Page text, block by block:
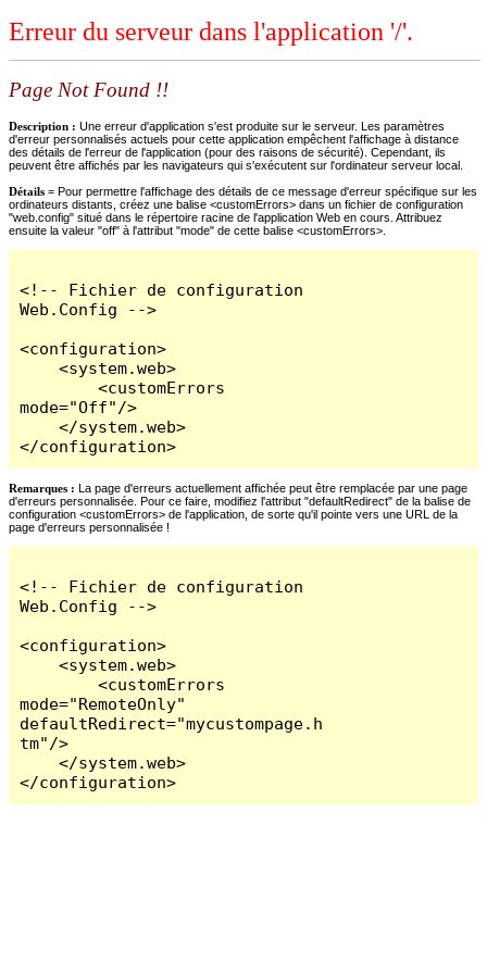
Erreur du serveur dans l'application '/'.
Page Not Found !!
Description : Une erreur d'application s'est produite sur le serveur. Les paramètres
d'erreur personnalisés actuels pour cette application empêchent l'affichage à distance
des détails de l'erreur de l'application (pour des raisons de sécurité). Cependant, ils
peuvent être affichés par les navigateurs qui s'exécutent sur l'ordinateur serveur local.
Détails = Pour permettre l'affichage des détails de ce message d'erreur spécifique sur les
ordinateurs distants, créez une balise <customErrors> dans un fichier de configuration
"web.config" situé dans le répertoire racine de l'application Web en cours. Attribuez
ensuite la valeur "off" à l'attribut "mode" de cette balise <customErrors>.
<!-- Fichier de configuration
Web.Config -->
<configuration>
    <system.web>
        <customErrors
mode="Off"/>
    </system.web>
</configuration>
Remarques : La page d'erreurs actuellement affichée peut être remplacée par une page
d'erreurs personnalisée. Pour ce faire, modifiez l'attribut "defaultRedirect" de la balise de
configuration <customErrors> de l'application, de sorte qu'il pointe vers une URL de la
page d'erreurs personnalisée !
<!-- Fichier de configuration
Web.Config -->
<configuration>
    <system.web>
        <customErrors
mode="RemoteOnly"
defaultRedirect="mycustompage.h
tm"/>
    </system.web>
</configuration>